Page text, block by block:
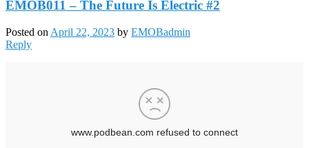
EMOB011 – The Future Is Electric #2
Posted on April 22, 2023 by EMOBadmin
Reply